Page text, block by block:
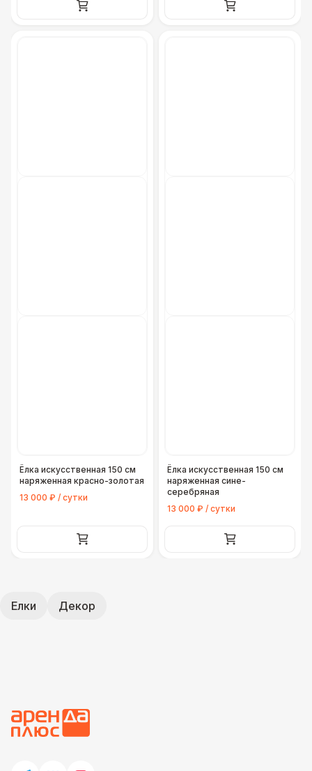
Ёлка искусственная 150 см
наряженная красно-золотая
13 000 ₽ / сутки
Ёлка искусственная 150 см
наряженная сине-
серебряная
13 000 ₽ / сутки
Елки Декор